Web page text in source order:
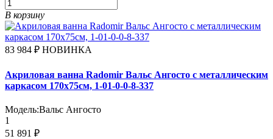
В корзину
83 984 ₽ НОВИНКА
Акриловая ванна Radomir Вальс Ангосто с металлическим
каркасом 170х75см, 1-01-0-0-8-337
Модель:Вальс Ангосто
1
51 891 ₽